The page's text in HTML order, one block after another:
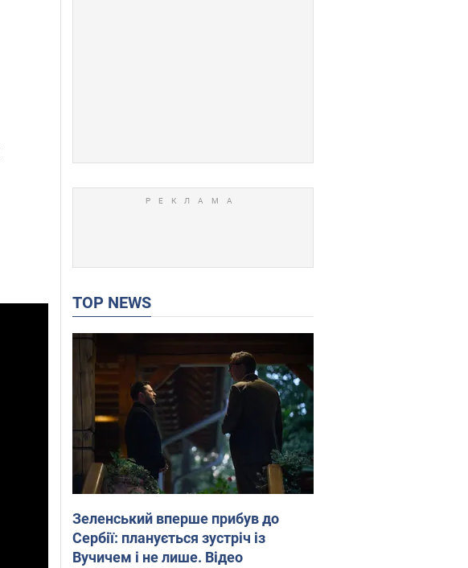
TOP NEWS
Зеленський вперше прибув до
Сербії: планується зустріч із
Вучичем і не лише. Відео